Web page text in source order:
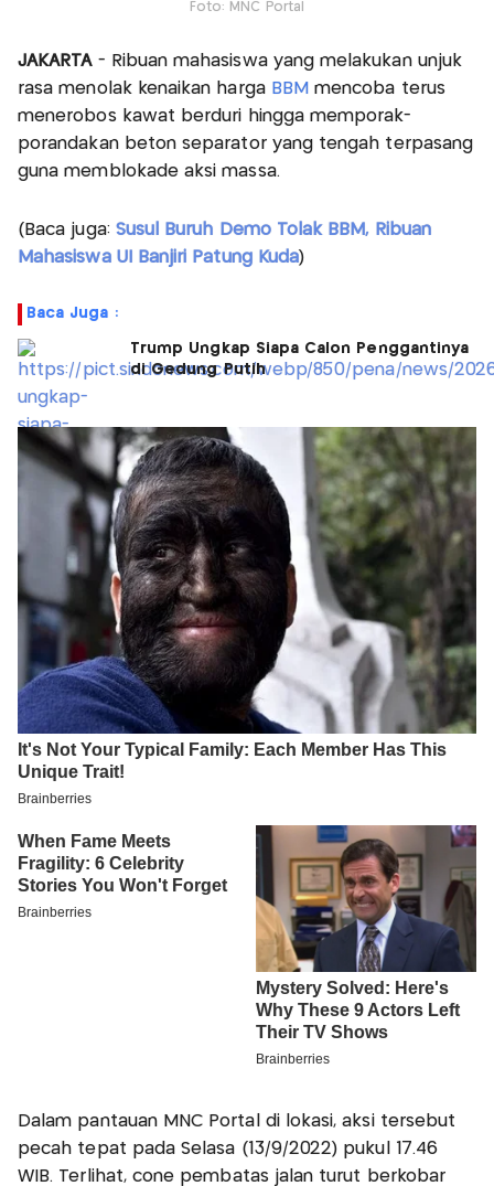
Foto: MNC Portal
JAKARTA - Ribuan mahasiswa yang melakukan unjuk
rasa menolak kenaikan hargaBBMmencoba terus
menerobos kawat berduri hingga memporak-
porandakan beton separator yang tengah terpasang
guna memblokade aksi massa.
(Baca juga: Susul Buruh Demo Tolak BBM, Ribuan
Mahasiswa UI Banjiri Patung Kuda)
Baca Juga :
Trump Ungkap Siapa Calon Penggantinya
di Gedung Putih
Dalam pantauan MNC Portal di lokasi, aksi tersebut
pecah tepat pada Selasa (13/9/2022) pukul 17.46
WIB. Terlihat, cone pembatas jalan turut berkobar